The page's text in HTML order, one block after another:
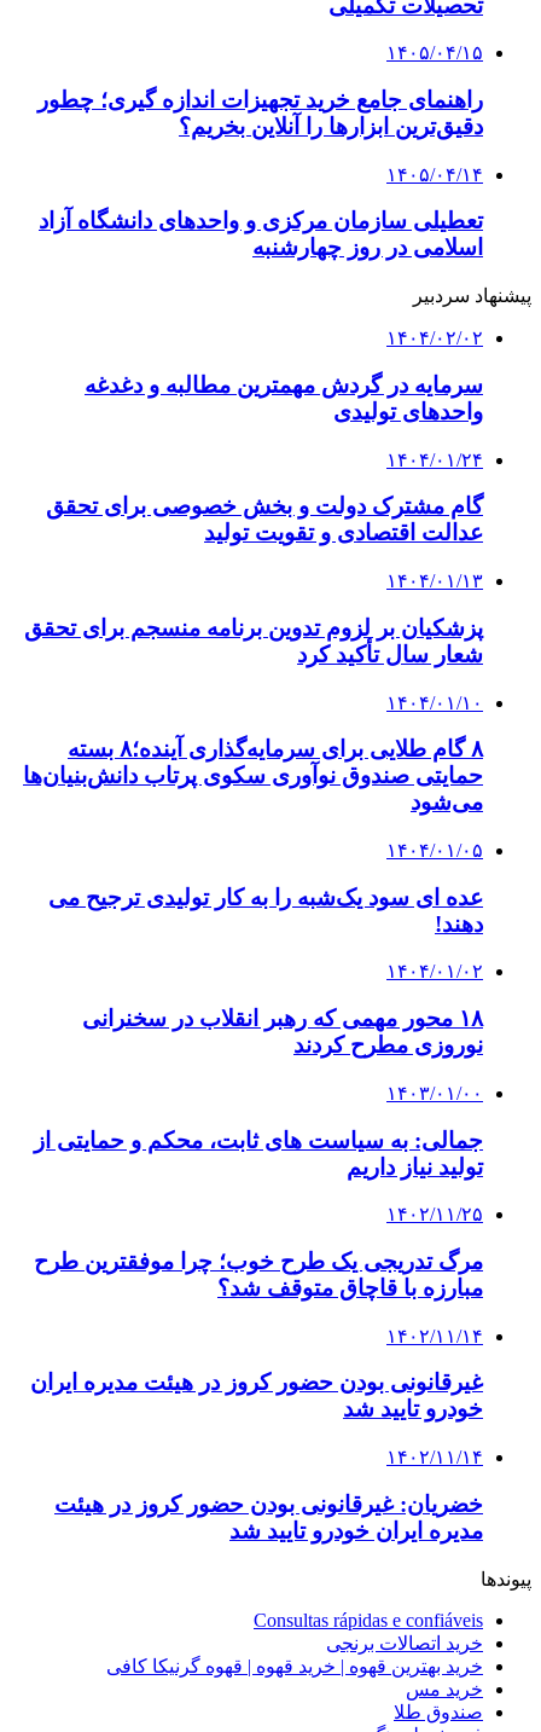
۱۴۰۵/۰۴/۱۵
راهنمای جامع خرید تجهیزات اندازه گیری؛ چطور
دقیق‌ترین ابزارها را آنلاین بخریم؟
۱۴۰۵/۰۴/۱۴
تعطیلی سازمان مرکزی و واحدهای دانشگاه آزاد
اسلامی در روز چهارشنبه
پیشنهاد سردبیر
۱۴۰۴/۰۲/۰۲
سرمایه در گردش مهمترین مطالبه و دغدغه
واحدهای تولیدی
۱۴۰۴/۰۱/۲۴
گام مشترک دولت و بخش خصوصی برای تحقق
عدالت اقتصادی و تقویت تولید
۱۴۰۴/۰۱/۱۳
پزشکیان بر لزوم تدوین برنامه منسجم برای تحقق
شعار سال تأکید کرد
۱۴۰۴/۰۱/۱۰
۸ گام طلایی برای سرمایه‌گذاری آینده؛۸ بسته
حمایتی صندوق نوآوری سکوی پرتاب دانش‌بنیان‌ها
می‌شود
۱۴۰۴/۰۱/۰۵
عده ای سود یک‌شبه را به کار تولیدی ترجیح می
دهند!
۱۴۰۴/۰۱/۰۲
۱۸ محور مهمی که رهبر انقلاب در سخنرانی
نوروزی مطرح کردند
۱۴۰۳/۰۱/۰۰
جمالی: به سیاست های ثابت، محکم و حمایتی از
تولید نیاز داریم
۱۴۰۲/۱۱/۲۵
مرگ تدریجی یک طرح خوب؛ چرا موفقترین طرح
مبارزه با قاچاق متوقف شد؟
۱۴۰۲/۱۱/۱۴
غیرقانونی بودن حضور کروز در هیئت مدیره ایران‌
خودرو تایید شد
۱۴۰۲/۱۱/۱۴
خضریان: غیرقانونی بودن حضور کروز در هیئت
مدیره ایران‌ خودرو تایید شد
پیوندها
Consultas rápidas e confiáveis
خرید اتصالات برنجی
خرید بهترین قهوه | خرید قهوه | قهوه گرنیکا کافی
خرید مس
صندوق طلا